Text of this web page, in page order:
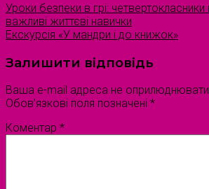
Уроки безпеки в грі:
важливі життєві навички
Екскурсія «У мандри і до книжок»
Залишити відповідь
Ваша e-mail адреса не
Обов’язкові поля позначені *
Коментар *